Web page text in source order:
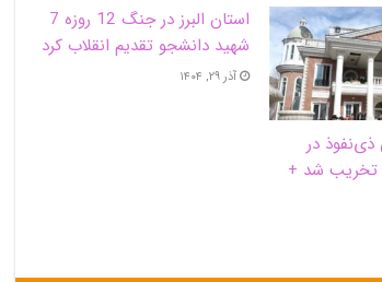
در
تخریب شد +
استان البرز در جنگ 12 روزه 7
شهید دانشجو تقدیم انقلاب کرد
آذر ۲۹, ۱۴۰۴